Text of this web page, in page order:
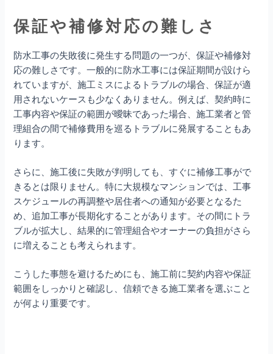
保証や補修対応の難しさ
防水工事の失敗後に発生する問題の一つが、保証や補修対
応の難しさです。一般的に防水工事には保証期間が設けら
れていますが、施工ミスによるトラブルの場合、保証が適
用されないケースも少なくありません。例えば、契約時に
工事内容や保証の範囲が曖昧であった場合、施工業者と管
理組合の間で補修費用を巡るトラブルに発展することもあ
ります。
さらに、施工後に失敗が判明しても、すぐに補修工事がで
きるとは限りません。特に大規模なマンションでは、工事
スケジュールの再調整や居住者への通知が必要となるた
め、追加工事が長期化することがあります。その間にトラ
ブルが拡大し、結果的に管理組合やオーナーの負担がさら
に増えることも考えられます。
こうした事態を避けるためにも、施工前に契約内容や保証
範囲をしっかりと確認し、信頼できる施工業者を選ぶこと
が何より重要です。